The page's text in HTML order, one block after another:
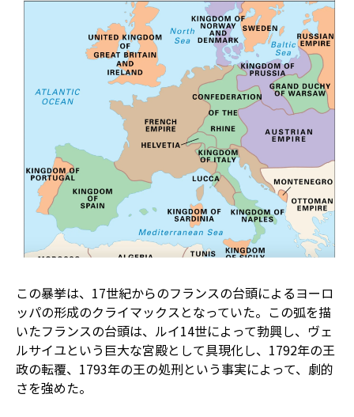
この暴挙は、17世紀からのフランスの台頭によるヨーロ
ッパの形成のクライマックスとなっていた。この弧を描
いたフランスの台頭は、ルイ14世によって勃興し、ヴェ
ルサイユという巨大な宮殿として具現化し、1792年の王
政の転覆、1793年の王の処刑という事実によって、劇的
さを強めた。